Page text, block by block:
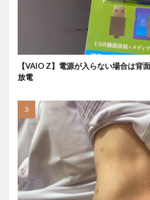
【VAIO Z】電源が入らない場合は背
放電